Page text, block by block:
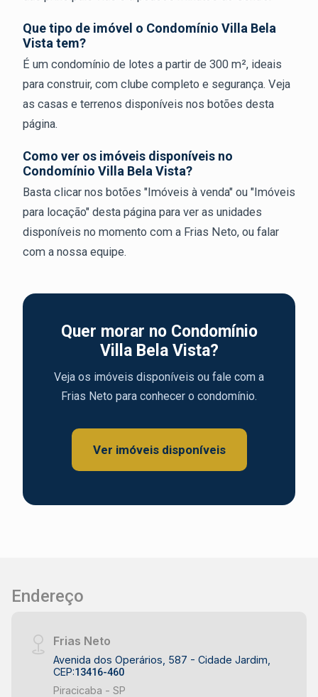
Que tipo de imóvel o Condomínio Villa Bela
Vista tem?
É um condomínio de lotes a partir de 300 m², ideais
para construir, com clube completo e segurança. Veja
as casas e terrenos disponíveis nos botões desta
página.
Como ver os imóveis disponíveis no
Condomínio Villa Bela Vista?
Basta clicar nos botões "Imóveis à venda" ou "Imóveis
para locação" desta página para ver as unidades
disponíveis no momento com a Frias Neto, ou falar
com a nossa equipe.
Quer morar no Condomínio
Villa Bela Vista?
Veja os imóveis disponíveis ou fale com a
Frias Neto para conhecer o condomínio.
Ver imóveis disponíveis
Endereço
Frias Neto
Avenida dos Operários, 587 - Cidade Jardim,
CEP:13416-460
Piracicaba - SP